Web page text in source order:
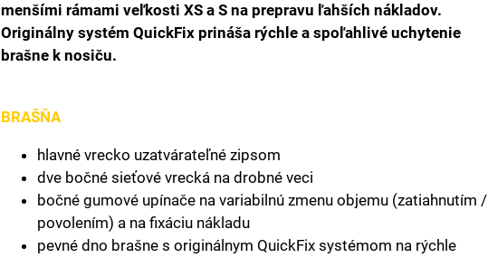
menšími rámami veľkosti XS a S na prepravu ľahších nákladov.
Originálny systém QuickFix prináša rýchle a spoľahlivé uchytenie
brašne k nosiču.
BRAŠŇA
hlavné vrecko uzatvárateľné zipsom
dve bočné sieťové vrecká na drobné veci
bočné gumové upínače na variabilnú zmenu objemu (zatiahnutím /
povolením) a na fixáciu nákladu
pevné dno brašne s originálnym QuickFix systémom na rýchle